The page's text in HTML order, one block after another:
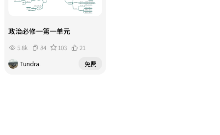
政治必修一第一单元
5.8k 84 103
21
Tundra.
免费